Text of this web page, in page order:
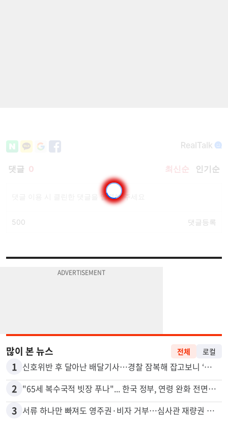
많이 본 뉴스 전체 로컬
1 신호위반 후 달아난 배달기사…경찰 잠복해 잡고보니 ‘반전’
2 "65세 복수국적 빗장 푸나"... 한국 정부, 연령 완화 전면 추진
3 서류 하나만 빠져도 영주권·비자 거부…심사관 재량권 대폭 확대